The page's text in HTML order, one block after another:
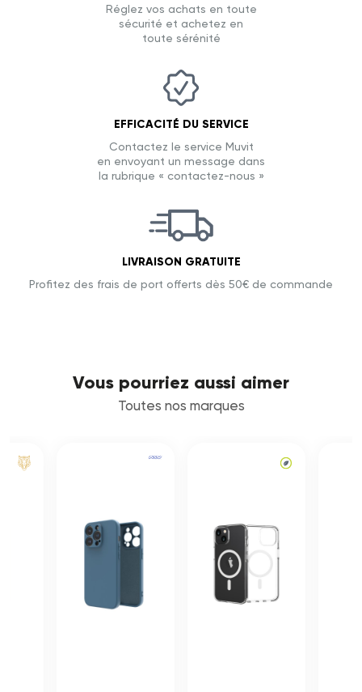
Réglez vos achats en toute
sécurité et achetez en
toute sérénité
EFFICACITÉ DU SERVICE
Contactez le service Muvit
en envoyant un message dans
la rubrique « contactez-nous »
LIVRAISON GRATUITE
Profitez des frais de port offerts dès 50€ de commande
Vous pourriez aussi aimer
Toutes nos marques